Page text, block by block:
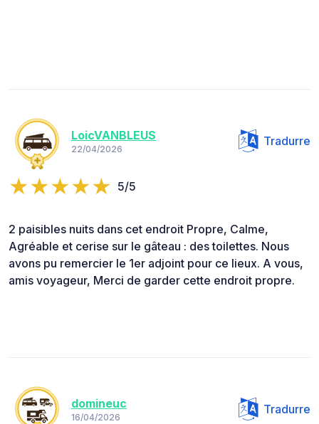
LoicVANBLEUS
22/04/2026
Tradurre
5/5
2 paisibles nuits dans cet endroit Propre, Calme,
Agréable et cerise sur le gâteau : des toilettes. Nous
avons pu remercier le 1er adjoint pour ce lieux. A vous,
amis voyageur, Merci de garder cette endroit propre.
domineuc
16/04/2026
Tradurre